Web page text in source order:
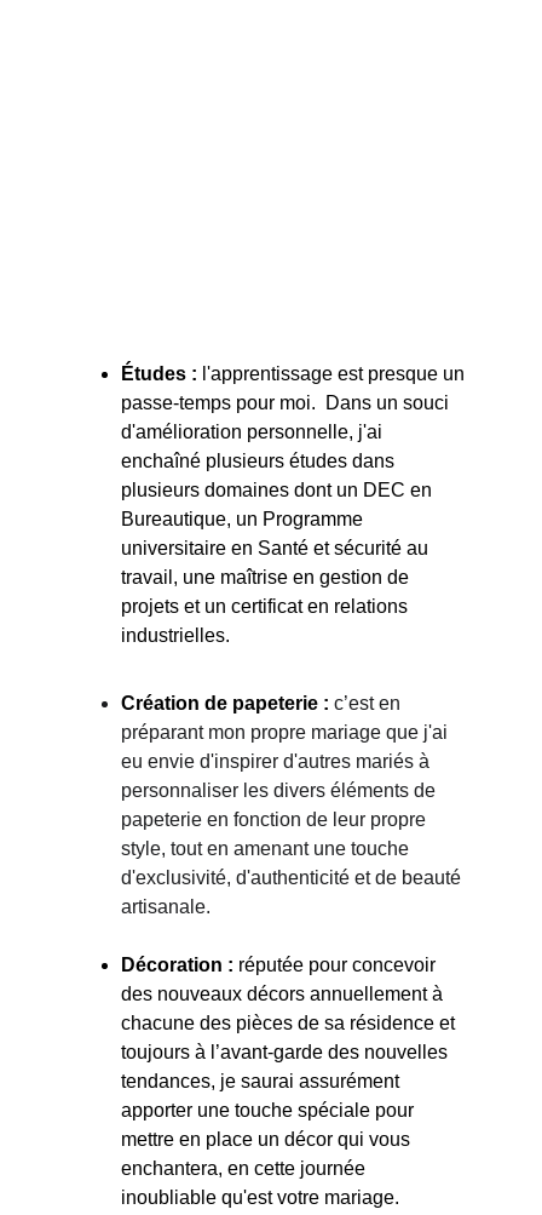
Études : l'apprentissage est presque un
passe-temps pour moi.  Dans un souci
d'amélioration personnelle, j'ai
enchaîné plusieurs études dans
plusieurs domaines dont un DEC en
Bureautique, un Programme
universitaire en Santé et sécurité au
travail, une maîtrise en gestion de
projets et un certificat en relations
industrielles.
Création de papeterie : c’est en
préparant mon propre mariage que j'ai
eu envie d'inspirer d'autres mariés à
personnaliser les divers éléments de
papeterie en fonction de leur propre
style, tout en amenant une touche
d'exclusivité, d'authenticité et de beauté
artisanale.
Décoration : réputée pour concevoir
des nouveaux décors annuellement à
chacune des pièces de sa résidence et
toujours à l’avant-garde des nouvelles
tendances, je saurai assurément
apporter une touche spéciale pour
mettre en place un décor qui vous
enchantera, en cette journée
inoubliable qu'est votre mariage.